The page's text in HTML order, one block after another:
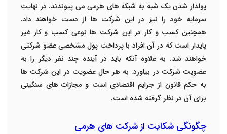
پولدار شدن یک شبه به شبکه های هرمی می پیوندند. در نهایت
سرمایه خود را نیز در این شرکت ها از دست خواهند داد.
همچنین کسب و کار در این شرکت ها نوعی کسب و کار غیر
پایدار است که در آن افراد با پرداخت پول مشخصی عضو شرکتی
خواهند شد. به علاوه آنکه باید در آینده چند نفر دیگر را به
عضویت شرکت در بیاورد. به هر حال عضویت در این شرکت ها
به حکم قانون از جرایم اقتصادی است و مجازات های سنگینی
برای آن در نظر گرفته شده است.
چگونگی شکایت از شرکت های هرمی